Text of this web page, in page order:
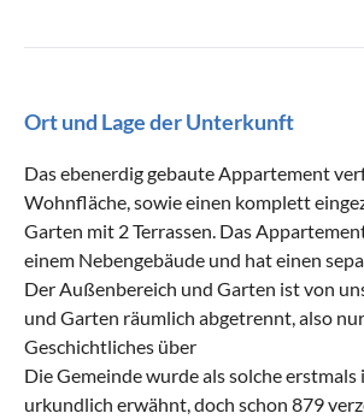
Ort und Lage der Unterkunft
Das ebenerdig gebaute Appartement
Wohnfläche, sowie einen komplett
Garten mit 2 Terrassen. Das
einem Nebengebäude und hat einen
Der Außenbereich und Garten ist von
und Garten räumlich abgetrennt, also
Geschichtliches über
Die Gemeinde wurde als solche erstmals
urkundlich erwähnt, doch schon 879